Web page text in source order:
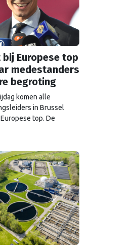
Europese top
medestanders
begroting
komen alle
in Brussel
top. De
van de
drugs, oorlog en